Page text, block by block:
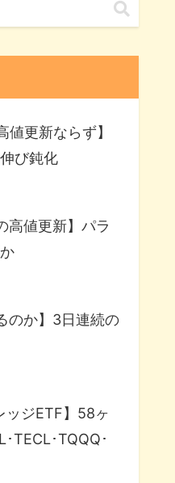
値更新ならず】
び鈍化
高値更新】パラ
のか】3日連続の
ッジETF】58ヶ
･TECL･TQQQ･